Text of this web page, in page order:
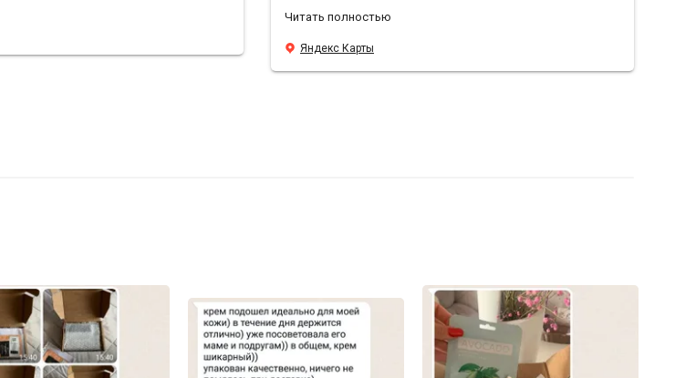
использую то, к чему привыкла. Мне нравится, что есть
консультант 📝. Я пишу потребность и мне предлагают
много вариантов. Мне нравится упаковка 📦. Все очень
аккуратно, надежно упаковано. Отслеживают сроки
Читать полностью
Яндекс Карты